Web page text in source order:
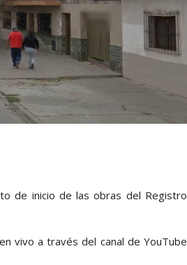
de inicio de las obras del Registro
vivo a través del canal de YouTube